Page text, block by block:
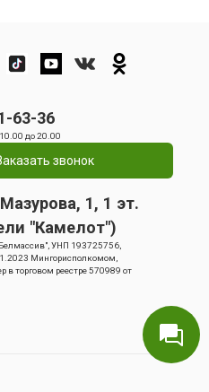
63-36
до 20.00
звонок
1, 1 эт.
"Камелот")
УНП 193725756,
Мингорисполкомом,
в торговом реестре 570989 от